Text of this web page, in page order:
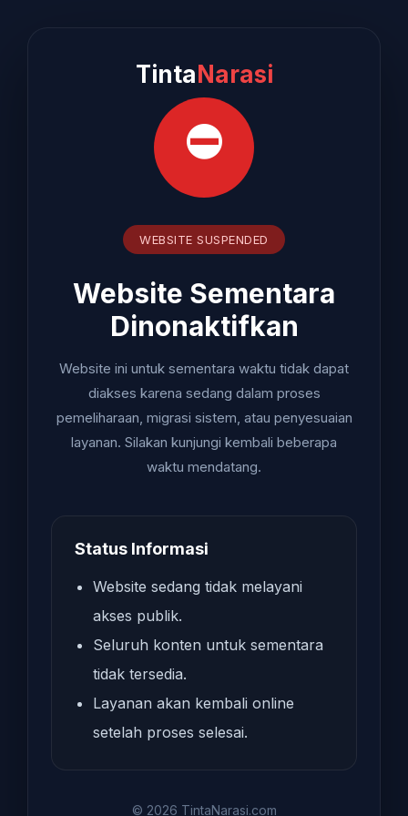
TintaNarasi
⛔
WEBSITE SUSPENDED
Website Sementara
Dinonaktifkan
Website ini untuk sementara waktu tidak dapat
diakses karena sedang dalam proses
pemeliharaan, migrasi sistem, atau penyesuaian
layanan. Silakan kunjungi kembali beberapa
waktu mendatang.
Status Informasi
Website sedang tidak melayani
akses publik.
Seluruh konten untuk sementara
tidak tersedia.
Layanan akan kembali online
setelah proses selesai.
© 2026 TintaNarasi.com